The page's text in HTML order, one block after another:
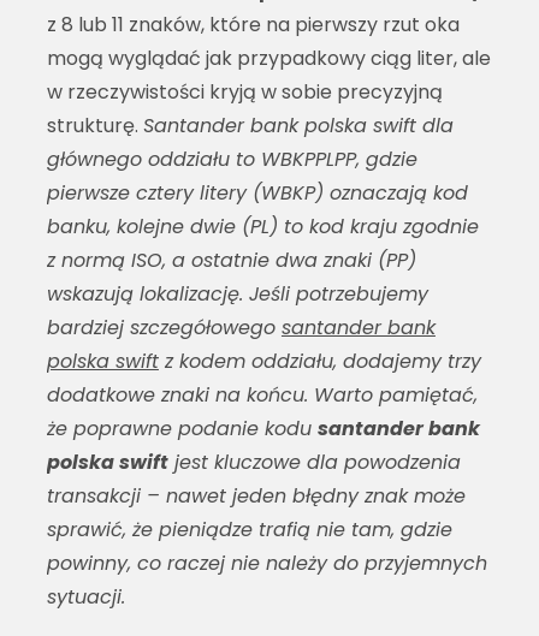
z 8 lub 11 znaków, które na pierwszy rzut oka
mogą wyglądać jak przypadkowy ciąg liter, ale
w rzeczywistości kryją w sobie precyzyjną
strukturę. Santander bank polska swift dla
głównego oddziału to WBKPPLPP, gdzie
pierwsze cztery litery (WBKP) oznaczają kod
banku, kolejne dwie (PL) to kod kraju zgodnie
z normą ISO, a ostatnie dwa znaki (PP)
wskazują lokalizację. Jeśli potrzebujemy
bardziej szczegółowego santander bank
polska swiftz kodem oddziału, dodajemy trzy
dodatkowe znaki na końcu. Warto pamiętać,
że poprawne podanie kodu santander bank
polska swiftjest kluczowe dla powodzenia
transakcji – nawet jeden błędny znak może
sprawić, że pieniądze trafią nie tam, gdzie
powinny, co raczej nie należy do przyjemnych
sytuacji.